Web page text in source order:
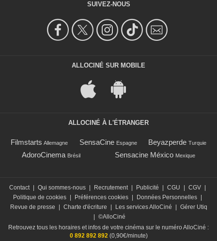
SUIVEZ-NOUS
ALLOCINÉ SUR MOBILE
ALLOCINÉ À L'ÉTRANGER
Filmstarts Allemagne SensaCine Espagne Beyazperde Turquie
AdoroCinema Brésil Sensacine México Mexique
Contact Qui sommes-nous Recrutement Publicité CGU CGV
Politique de cookies
Préférences cookies Données Personnelles
Revue de presse
Charte d'écriture Les services AlloCiné
Gérer Utiq
©AlloCiné
Retrouvez tous les horaires et infos de votre cinéma sur le numéro AlloCiné :
0 892 892 892(0,90€/minute)